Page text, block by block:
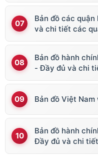
Bản đồ các
và chi tiết các
Bản đồ hành
- Đầy đủ và chi
Bản đồ Việt
Bản đồ hành
Đầy đủ và chi